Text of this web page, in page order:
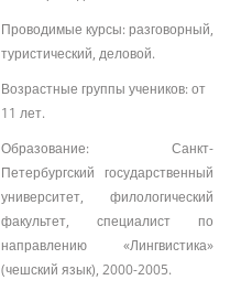
Проводимые курсы: разговорный,
туристический, деловой.
Возрастные группы учеников: от
11 лет.
Образование: Санкт-
Петербургский государственный
университет, филологический
факультет, специалист по
направлению «Лингвистика»
(чешский язык), 2000-2005.